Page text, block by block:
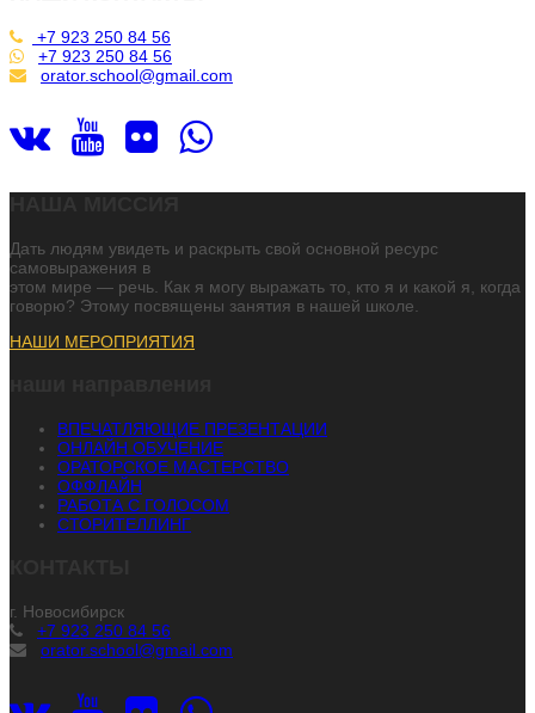
+7 923 250 84 56
+7 923 250 84 56
orator.school@gmail.com
Дать людям увидеть и раскрыть свой основной ресурс
самовыражения в
этом мире — речь. Как я могу выражать то, кто я и какой я, когда
говорю? Этому посвящены занятия в нашей школе.
НАШИ МЕРОПРИЯТИЯ
ВПЕЧАТЛЯЮЩИЕ ПРЕЗЕНТАЦИИ
ОНЛАЙН ОБУЧЕНИЕ
ОРАТОРСКОЕ МАСТЕРСТВО
ОФФЛАЙН
РАБОТА С ГОЛОСОМ
СТОРИТЕЛЛИНГ
г. Новосибирск
+7 923 250 84 56
orator.school@gmail.com